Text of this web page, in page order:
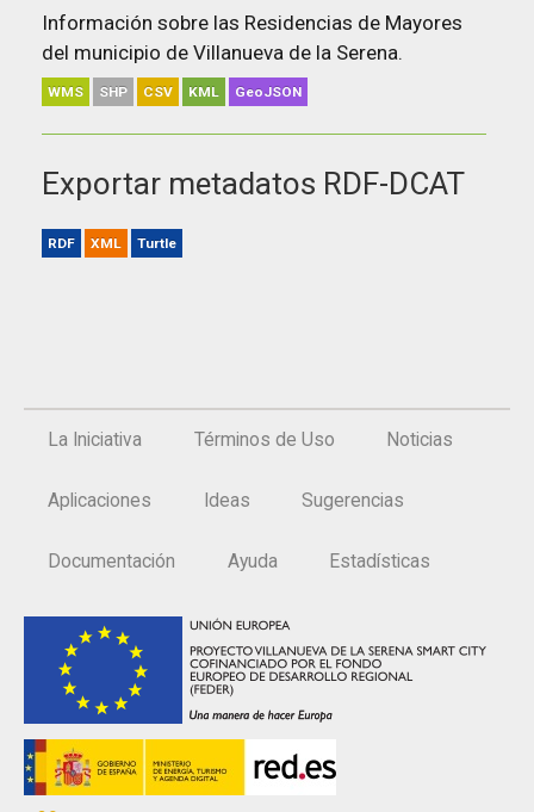
Información sobre las Residencias de Mayores
del municipio de Villanueva de la Serena.
WMS SHP CSV KML GeoJSON
Exportar metadatos RDF-DCAT
RDF XML Turtle
La Iniciativa Términos de Uso Noticias
Aplicaciones Ideas Sugerencias
Documentación Ayuda Estadísticas